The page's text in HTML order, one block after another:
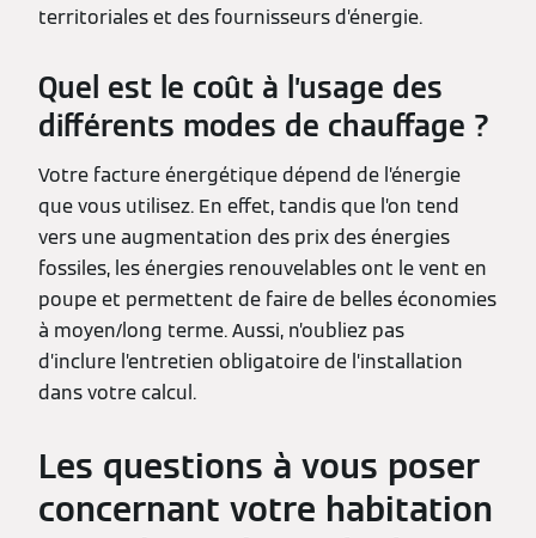
territoriales et des fournisseurs d’énergie.
Quel est le coût à l’usage des
différents modes de chauffage ?
Votre facture énergétique dépend de l’énergie
que vous utilisez. En effet, tandis que l’on tend
vers une augmentation des prix des énergies
fossiles, les énergies renouvelables ont le vent en
poupe et permettent de faire de belles économies
à moyen/long terme. Aussi, n’oubliez pas
d’inclure l’entretien obligatoire de l’installation
dans votre calcul.
Les questions à vous poser
concernant votre habitation